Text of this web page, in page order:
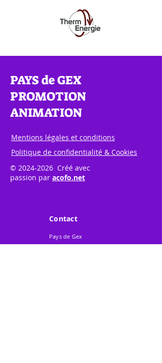
PAYS de GEX
PROMOTION
ANIMATION
Mentions légales et conditions
Politique de confidentialité & Cookies
© 2024-2026 Créé avec
passion par acofo.net
Contact
Pays de Gex